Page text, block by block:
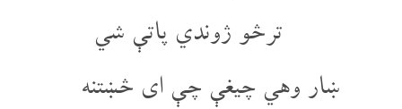
ترڅو ژوندي پاتې شي
ښار وهي چیغې چې ای څښتنه